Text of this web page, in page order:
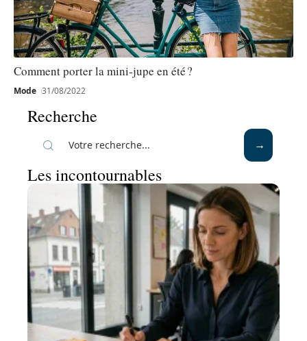
Comment porter la mini-jupe en été ?
Mode 31/08/2022
Recherche
Les incontournables